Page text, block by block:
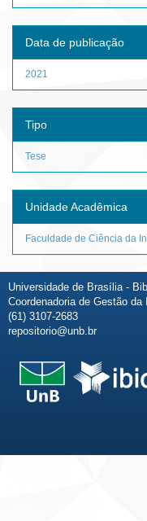
Data de publicação
2021
Tipo
Tese
Unidade Acadêmica
Faculdade de Ciência da
Universidade de Brasília -
Coordenadoria de Gestão
(61) 3107-2683
repositorio@unb.br